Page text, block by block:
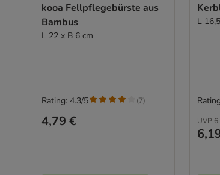
kooa Fellpflegebürste aus
Bambus
L 22 x B 6 cm
4,79 €
Rating: 4.3/5 (7)
L
UVP